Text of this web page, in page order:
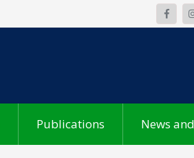
Publications News